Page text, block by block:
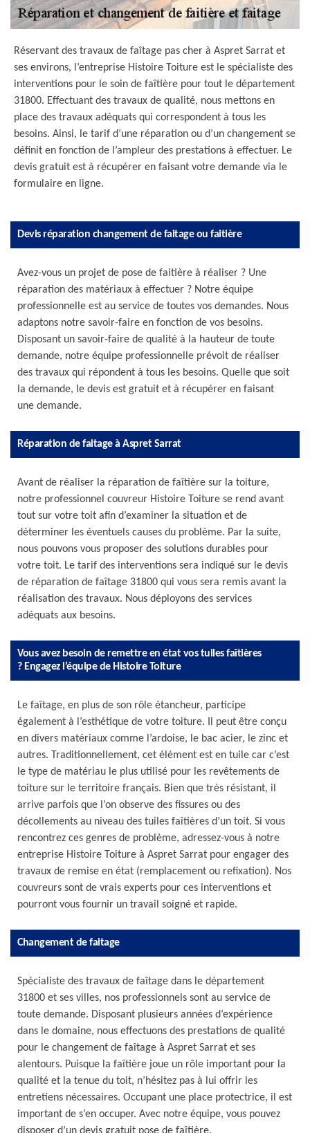
Réservant des travaux de faîtage pas cher à Aspret Sarrat et
ses environs, l’entreprise Histoire Toiture est le spécialiste des
interventions pour le soin de faîtière pour tout le département
31800. Effectuant des travaux de qualité, nous mettons en
place des travaux adéquats qui correspondent à tous les
besoins. Ainsi, le tarif d’une réparation ou d’un changement se
définit en fonction de l’ampleur des prestations à effectuer. Le
devis gratuit est à récupérer en faisant votre demande via le
formulaire en ligne.
Devis réparation changement de faitage ou faitière
Avez-vous un projet de pose de faitière à réaliser ? Une
réparation des matériaux à effectuer ? Notre équipe
professionnelle est au service de toutes vos demandes. Nous
adaptons notre savoir-faire en fonction de vos besoins.
Disposant un savoir-faire de qualité à la hauteur de toute
demande, notre équipe professionnelle prévoit de réaliser
des travaux qui répondent à tous les besoins. Quelle que soit
la demande, le devis est gratuit et à récupérer en faisant
une demande.
Réparation de faitage à Aspret Sarrat
Avant de réaliser la réparation de faîtière sur la toiture,
notre professionnel couvreur Histoire Toiture se rend avant
tout sur votre toit afin d’examiner la situation et de
déterminer les éventuels causes du problème. Par la suite,
nous pouvons vous proposer des solutions durables pour
votre toit. Le tarif des interventions sera indiqué sur le devis
de réparation de faîtage 31800 qui vous sera remis avant la
réalisation des travaux. Nous déployons des services
adéquats aux besoins.
Vous avez besoin de remettre en état vos tuiles faîtières
? Engagez l’équipe de Histoire Toiture
Le faîtage, en plus de son rôle étancheur, participe
également à l’esthétique de votre toiture. Il peut être conçu
en divers matériaux comme l’ardoise, le bac acier, le zinc et
autres. Traditionnellement, cet élément est en tuile car c’est
le type de matériau le plus utilisé pour les revêtements de
toiture sur le territoire français. Bien que très résistant, il
arrive parfois que l’on observe des fissures ou des
décollements au niveau des tuiles faîtières d’un toit. Si vous
rencontrez ces genres de problème, adressez-vous à notre
entreprise Histoire Toiture à Aspret Sarrat pour engager des
travaux de remise en état (remplacement ou refixation). Nos
couvreurs sont de vrais experts pour ces interventions et
pourront vous fournir un travail soigné et rapide.
Changement de faitage
Spécialiste des travaux de faîtage dans le département
31800 et ses villes, nos professionnels sont au service de
toute demande. Disposant plusieurs années d’expérience
dans le domaine, nous effectuons des prestations de qualité
pour le changement de faîtage à Aspret Sarrat et ses
alentours. Puisque la faîtière joue un rôle important pour la
qualité et la tenue du toit, n’hésitez pas à lui offrir les
entretiens nécessaires. Occupant une place protectrice, il est
important de s’en occuper. Avec notre équipe, vous pouvez